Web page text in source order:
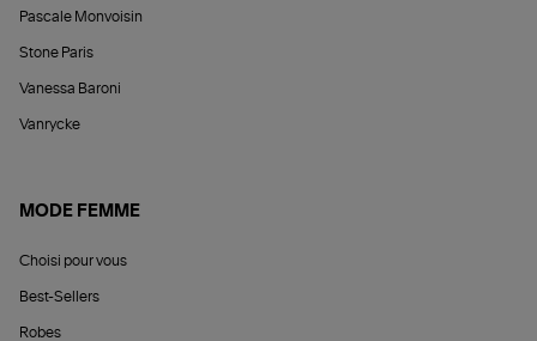
Pascale Monvoisin
Stone Paris
Vanessa Baroni
Vanrycke
MODE FEMME
Choisi pour vous
Best-Sellers
Robes